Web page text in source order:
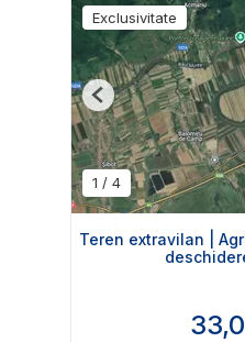
Exclusivitate
1 / 4
Previous
Teren extravilan |